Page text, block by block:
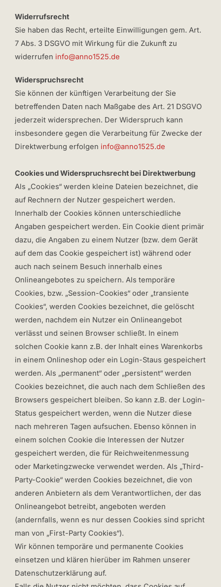
Widerrufsrecht
Sie haben das Recht, erteilte Einwilligungen gem. Art.
7 Abs. 3 DSGVO mit Wirkung für die Zukunft zu
widerrufen info@anno1525.de
Widerspruchsrecht
Sie können der künftigen Verarbeitung der Sie
betreffenden Daten nach Maßgabe des Art. 21 DSGVO
jederzeit widersprechen. Der Widerspruch kann
insbesondere gegen die Verarbeitung für Zwecke der
Direktwerbung erfolgen info@anno1525.de
Cookies und Widerspruchsrecht bei Direktwerbung
Als „Cookies“ werden kleine Dateien bezeichnet, die
auf Rechnern der Nutzer gespeichert werden.
Innerhalb der Cookies können unterschiedliche
Angaben gespeichert werden. Ein Cookie dient primär
dazu, die Angaben zu einem Nutzer (bzw. dem Gerät
auf dem das Cookie gespeichert ist) während oder
auch nach seinem Besuch innerhalb eines
Onlineangebotes zu speichern. Als temporäre
Cookies, bzw. „Session-Cookies“ oder „transiente
Cookies“, werden Cookies bezeichnet, die gelöscht
werden, nachdem ein Nutzer ein Onlineangebot
verlässt und seinen Browser schließt. In einem
solchen Cookie kann z.B. der Inhalt eines Warenkorbs
in einem Onlineshop oder ein Login-Staus gespeichert
werden. Als „permanent“ oder „persistent“ werden
Cookies bezeichnet, die auch nach dem Schließen des
Browsers gespeichert bleiben. So kann z.B. der Login-
Status gespeichert werden, wenn die Nutzer diese
nach mehreren Tagen aufsuchen. Ebenso können in
einem solchen Cookie die Interessen der Nutzer
gespeichert werden, die für Reichweitenmessung
oder Marketingzwecke verwendet werden. Als „Third-
Party-Cookie“ werden Cookies bezeichnet, die von
anderen Anbietern als dem Verantwortlichen, der das
Onlineangebot betreibt, angeboten werden
(andernfalls, wenn es nur dessen Cookies sind spricht
man von „First-Party Cookies“).
Wir können temporäre und permanente Cookies
einsetzen und klären hierüber im Rahmen unserer
Datenschutzerklärung auf.